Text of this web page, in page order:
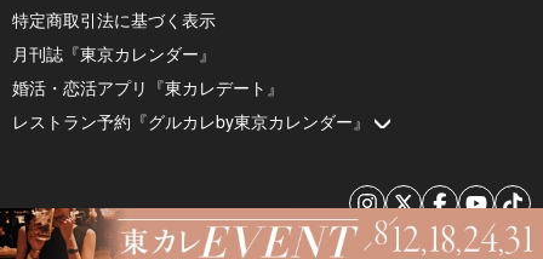
特定商取引法に基づく表示
月刊誌『東京カレンダー』
婚活・恋活アプリ『東カレデート』
レストラン予約『グルカレby東京カレンダー』
© 2026 by Tokyo Calendar, Inc.